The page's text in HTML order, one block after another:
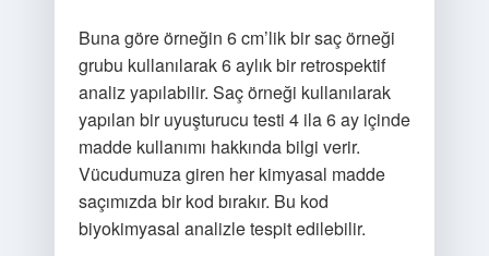
Buna göre örneğin 6 cm’lik bir saç örneği
grubu kullanılarak 6 aylık bir retrospektif
analiz yapılabilir. Saç örneği kullanılarak
yapılan bir uyuşturucu testi 4 ila 6 ay içinde
madde kullanımı hakkında bilgi verir.
Vücudumuza giren her kimyasal madde
saçımızda bir kod bırakır. Bu kod
biyokimyasal analizle tespit edilebilir.